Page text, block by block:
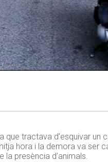
tractava d’esquivar un
hora i la demora va ser
la presència d’animals.